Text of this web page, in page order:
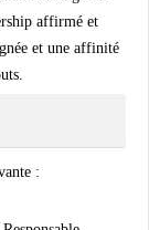
affirmé et
et une affinité
: